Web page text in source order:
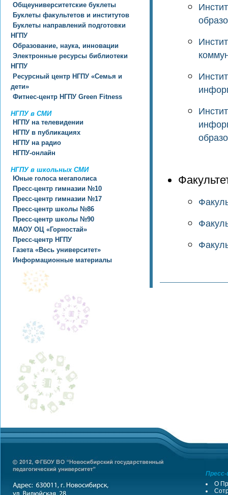
Общеуниверситетские буклеты
Буклеты факультетов и институтов
Буклеты направлений подготовки
НГПУ
Образование, наука, инновации
Электронные ресурсы библиотеки
НГПУ
Ресурсный центр НГПУ «Семья и
дети»
Фитнес-центр НГПУ Green Fitness
НГПУ в СМИ
НГПУ на телевидении
НГПУ в публикациях
НГПУ на радио
НГПУ-онлайн
НГПУ в школьных СМИ
Юные голоса мегаполиса
Пресс-центр гимназии №10
Пресс-центр гимназии №17
Пресс-центр школы №86
Пресс-центр школы №90
МАОУ ОЦ «Горностай»
Пресс-центр НГПУ
Газета «Весь университет»
Информационные материалы
О